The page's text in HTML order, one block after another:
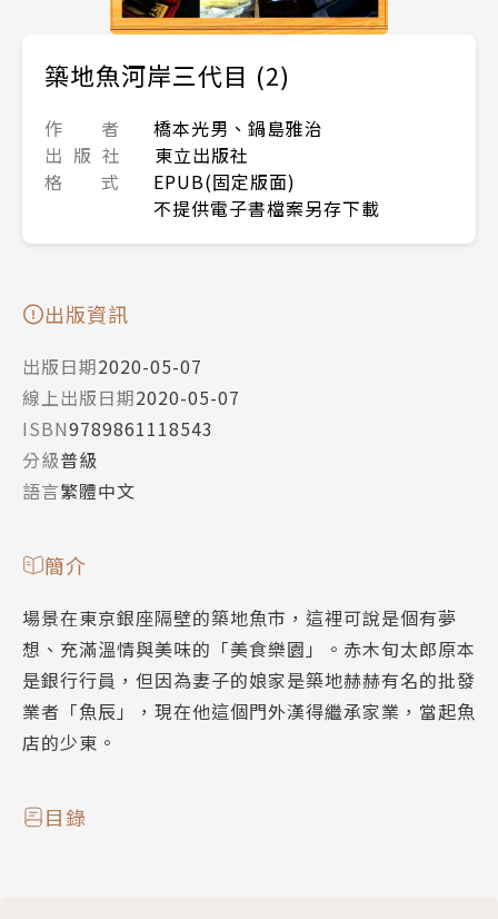
築地魚河岸三代目 (2)
作 者
橋本光男、鍋島雅治
出 版 社
東立出版社
格 式
EPUB(固定版面)
不提供電子書檔案另存下載
出版資訊
出版日期2020-05-07
線上出版日期2020-05-07
ISBN9789861118543
分級普級
語言繁體中文
簡介
場景在東京銀座隔壁的築地魚市，這裡可說是個有夢
想、充滿溫情與美味的「美食樂園」。赤木旬太郎原本
是銀行行員，但因為妻子的娘家是築地赫赫有名的批發
業者「魚辰」，現在他這個門外漢得繼承家業，當起魚
店的少東。
目錄